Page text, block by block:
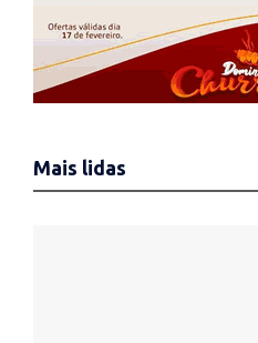
Mais lidas